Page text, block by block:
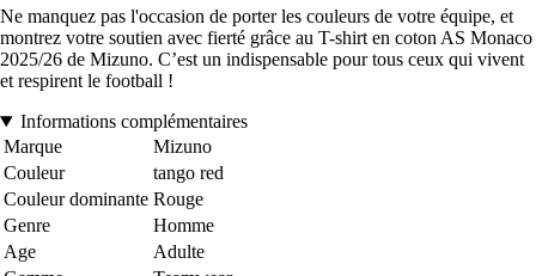
Ne manquez pas l'occasion de porter les couleurs de votre équipe, et
montrez votre soutien avec fierté grâce au T-shirt en coton AS Monaco
2025/26 de Mizuno. C’est un indispensable pour tous ceux qui vivent
et respirent le football !
Informations complémentaires
Marque
Mizuno
Couleur
tango red
Couleur dominante Rouge
Genre
Homme
Age
Adulte